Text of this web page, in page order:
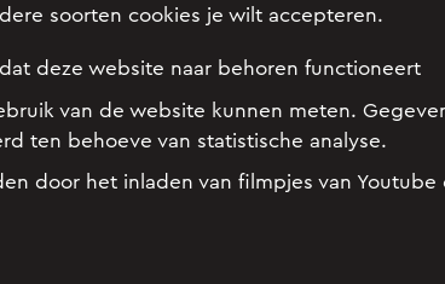
Disclaimer
Instructie voor
Sponsoren
soorten cookies je wilt accepteren.
deze website naar behoren functioneert
van de website kunnen meten.
ten behoeve van statistische analyse.
door het inladen van filmpjes van